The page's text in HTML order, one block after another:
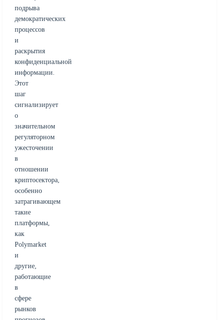
подрыва
демократических
процессов
и
раскрытия
конфиденциальной
информации.
Этот
шаг
сигнализирует
о
значительном
регуляторном
ужесточении
в
отношении
криптосектора,
особенно
затрагивающем
такие
платформы,
как
Polymarket
и
другие,
работающие
в
сфере
рынков